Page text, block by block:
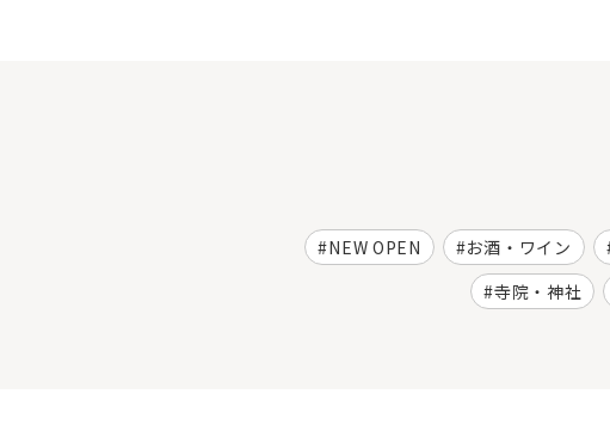
NEW OPEN お酒・ワイン
寺院・神社